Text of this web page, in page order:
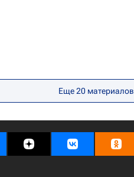
Еще20 материалов